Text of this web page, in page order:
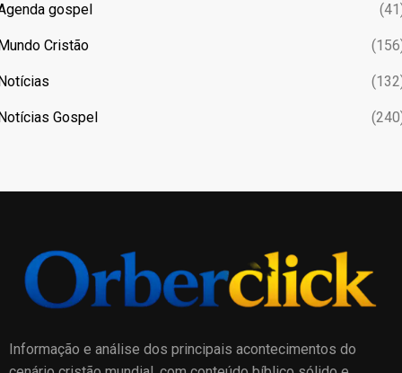
gospel
Cristão
Gospel
Informação e análise dos principais acontecimentos do